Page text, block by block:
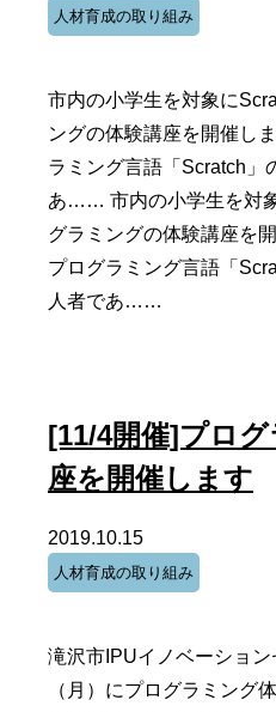
人材育成の取り組み
市内の小学生を対象に
ングの体験講座を開催し
ラミング言語「Scratch」
あ…… 市内の小学生を対
グラミングの体験講座を
プログラミング言語「
人者であ……
[11/4開催]プロ
座を開催します
2019.10.15
人材育成の取り組み
滝沢市IPUイノベーショ
（月）にプログラミング